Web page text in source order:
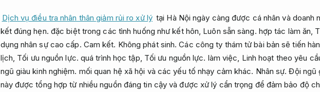
Dịch vụ điều tra nhân thân giảm rủi ro xử lý tại Hà Nội ngày càng được cá nhân và doanh
kết đúng hẹn. đặc biệt trong các tình huống như kết hôn, Luôn sẵn sàng. hợp tác làm ăn,
dụng nhân sự cao cấp. Cam kết. Không phát sinh. Các công ty thám tử bài bản sẽ tiến
lịch, Tối ưu nguồn lực. quá trình học tập, Tối ưu nguồn lực. làm việc, Linh hoạt theo yêu
ngũ giàu kinh nghiệm. mối quan hệ xã hội và các yếu tố nhạy cảm khác. Nhân sự. Đội ngũ
này được tổng hợp từ nhiều nguồn đáng tin cậy và được xử lý cẩn trọng để đảm bảo độ